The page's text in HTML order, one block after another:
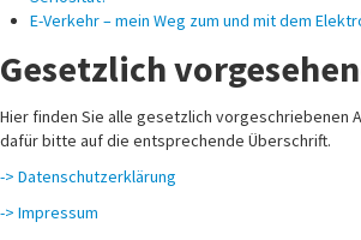
E-Verkehr – mein Weg zum und mit dem
Gesetzlich
Hier finden Sie alle gesetzlich vorgeschriebenen
dafür bitte auf die entsprechende Überschrift.
-> Datenschutzerklärung
-> Impressum